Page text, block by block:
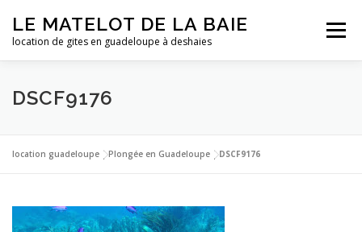
contenu
LE MATELOT DE LA BAIE
location de gites en guadeloupe à deshaies
Menu
ACCUEIL NOS LOCATIONS
LA GUADELOUPE TARIFS CONTACT
DSCF9176
location guadeloupe |Plongée en Guadeloupe |DSCF9176